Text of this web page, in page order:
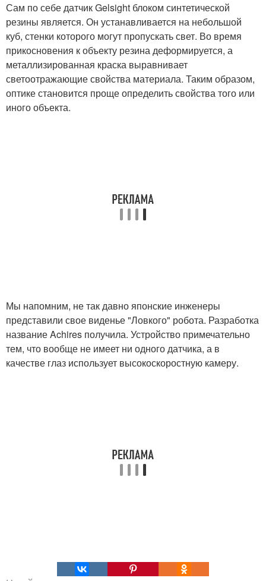
Сам по себе датчик Gelsight блоком синтетической
резины является. Он устанавливается на небольшой
куб, стенки которого могут пропускать свет. Во время
прикосновения к объекту резина деформируется, а
металлизированная краска выравнивает
светоотражающие свойства материала. Таким образом,
оптике становится проще определить свойства того или
иного объекта.
Мы напомним, не так давно японские инженеры
представили свое виденье "Ловкого" робота. Разработка
название Achires получила. Устройство примечательно
тем, что вообще не имеет ни одного датчика, а в
качестве глаз использует высокоскоростную камеру.